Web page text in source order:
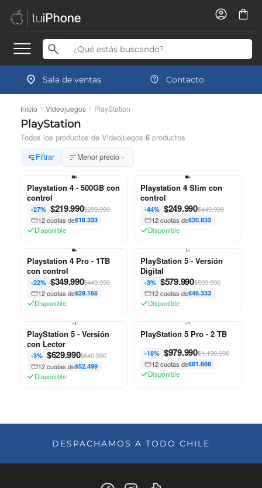
Sala de ventas Contacto
Inicio Videojuegos PlayStation
PlayStation
Todos los productos de Videojuegos·6productos
Filtrar Menor precio
Playstation 4 - 500GB con
control
-27% $219.990$299.990
12 cuotas de$18.333
Disponible
Playstation 4 Slim con
control
-44% $249.990$449.990
12 cuotas de$20.833
Disponible
Playstation 4 Pro - 1TB
con control
-22% $349.990$449.990
12 cuotas de$29.166
Disponible
PlayStation 5 - Versión
Digital
-3% $579.990$599.990
12 cuotas de$48.333
Disponible
PlayStation 5 - Versión
con Lector
-3% $629.990$649.990
12 cuotas de$52.499
Disponible
PlayStation 5 Pro - 2 TB
-18% $979.990$1.199.990
12 cuotas de$81.666
Disponible
DESPACHAMOS A TODO CHILE